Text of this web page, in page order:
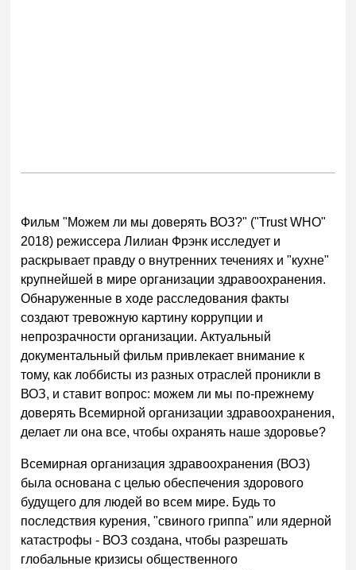
Фильм "Можем ли мы доверять ВОЗ?" ("Trust WHO"
2018) режиссера Лилиан Фрэнк исследует и
раскрывает правду о внутренних течениях и "кухне"
крупнейшей в мире организации здравоохранения.
Обнаруженные в ходе расследования факты
создают тревожную картину коррупции и
непрозрачности организации. Актуальный
документальный фильм привлекает внимание к
тому, как лоббисты из разных отраслей проникли в
ВОЗ, и ставит вопрос: можем ли мы по-прежнему
доверять Всемирной организации здравоохранения,
делает ли она все, чтобы охранять наше здоровье?
Всемирная организация здравоохранения (ВОЗ)
была основана с целью обеспечения здорового
будущего для людей во всем мире. Будь то
последствия курения, "свиного гриппа" или ядерной
катастрофы - ВОЗ создана, чтобы разрешать
глобальные кризисы общественного